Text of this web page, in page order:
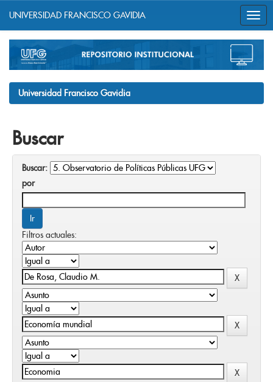
navigation
UNIVERSIDAD FRANCISCO GAVIDIA
Universidad Francisco Gavidia
Buscar
Buscar:
por
Filtros actuales: